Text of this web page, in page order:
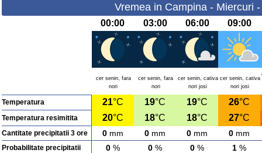
Vremea in Campina - Miercuri
00:00 03:00 06:00 09:00
cer senin, fara
nori
cer senin, fara
nori
cer senin, cativa
nori josi
cer senin, cativa
nori josi
Temperatura 21°C 19°C 19°C 26°C
Temperatura resimitita 20°C 18°C 18°C 27°C
Cantitate precipitatii 3 ore 0 mm 0 mm 0 mm 0 mm
Probabilitate precipitatii 0 % 0 % 0 % 1 %